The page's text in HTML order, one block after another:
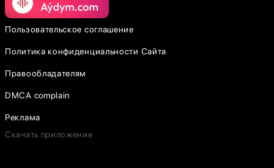
Пользовательское соглашение
Политика конфиденциальности Сайта
Правообладателям
DMCA complain
Реклама
Скачать приложение